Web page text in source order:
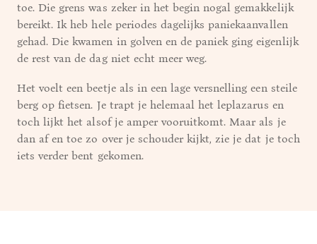
toe. Die grens was zeker in het begin nogal gemakkelijk
bereikt. Ik heb hele periodes dagelijks paniekaanvallen
gehad. Die kwamen in golven en de paniek ging eigenlijk
de rest van de dag niet echt meer weg.
Het voelt een beetje als in een lage versnelling een steile
berg op fietsen. Je trapt je helemaal het leplazarus en
toch lijkt het alsof je amper vooruitkomt. Maar als je
dan af en toe zo over je schouder kijkt, zie je dat je toch
iets verder bent gekomen.